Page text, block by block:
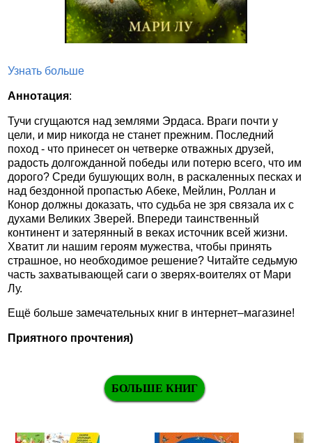
Узнать больше
Аннотация:
Тучи сгущаются над землями Эрдаса. Враги почти у
цели, и мир никогда не станет прежним. Последний
поход - что принесет он четверке отважных друзей,
радость долгожданной победы или потерю всего, что им
дорого? Среди бушующих волн, в раскаленных песках и
над бездонной пропастью Абеке, Мейлин, Роллан и
Конор должны доказать, что судьба не зря связала их с
духами Великих Зверей. Впереди таинственный
континент и затерянный в веках источник всей жизни.
Хватит ли нашим героям мужества, чтобы принять
страшное, но необходимое решение? Читайте седьмую
часть захватывающей саги о зверях-воителях от Мари
Лу.
Ещё больше замечательных книг в интернет–магазине!
Приятного прочтения)
БОЛЬШЕ КНИГ